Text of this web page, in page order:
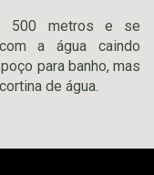
500 metros e se
a água caindo
para banho, mas
de água.